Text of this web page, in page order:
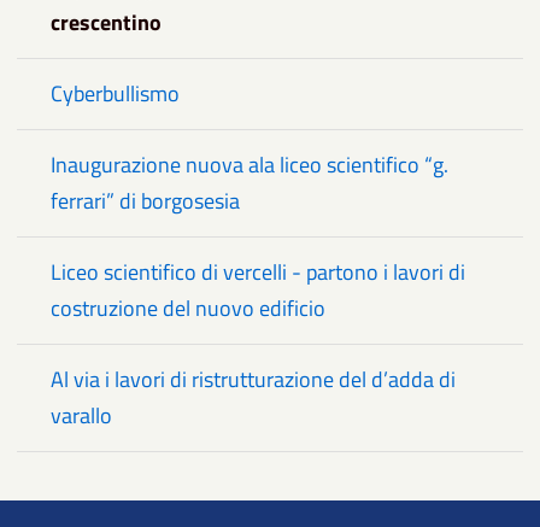
crescentino
Cyberbullismo
Inaugurazione nuova ala liceo scientifico “g.
ferrari” di borgosesia
Liceo scientifico di vercelli - partono i lavori di
costruzione del nuovo edificio
Al via i lavori di ristrutturazione del d’adda di
varallo